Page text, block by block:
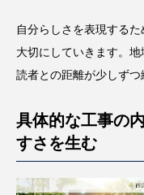
自分らしさを表現する
大切にしていきます。地
読者との距離が少しずつ
具体的な工事の
すさを生む